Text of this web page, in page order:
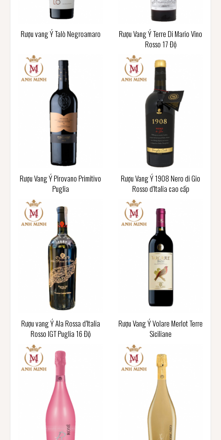
Rượu vang Ý Talò Negroamaro
Rượu Vang Ý Terre Di Mario Vino
Rosso 17 Độ
Rượu Vang Ý Pirovano Primitivo
Puglia
Rượu Vang Ý 1908 Nero di Gio
Rosso d’Italia cao cấp
Rượu vang Ý Ala Rossa d’Italia
Rosso IGT Puglia 16 Độ
Rượu Vang Ý Volare Merlot Terre
Siciliane